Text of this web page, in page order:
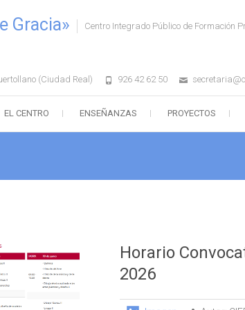
Gracia» Centro Integrado Público de Formación
(Ciudad Real) 926 42 62 50
EL CENTRO ENSEÑANZAS PROYECTOS
Horario
2026